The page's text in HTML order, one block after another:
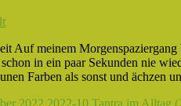
Auf meinem
in ein paar Sekunden nie
Farben als sonst und ächzen
2022 2022-10 Tantra im Alltag